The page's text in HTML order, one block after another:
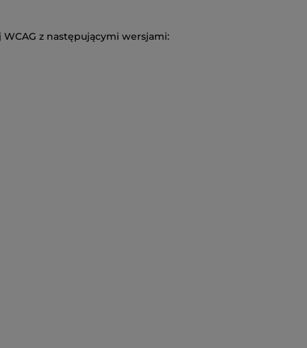
z następującymi wersjami: